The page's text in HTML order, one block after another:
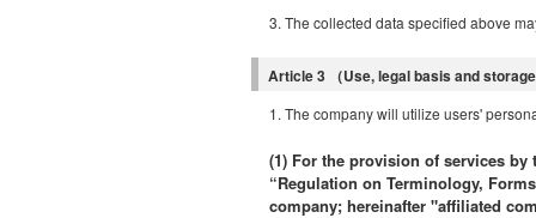
3. The collected data specified above
Article 3 （Use, legal basis and
1. The company will utilize users'
(1) For the provision of services
“Regulation on Terminology,
company; hereinafter "affiliated